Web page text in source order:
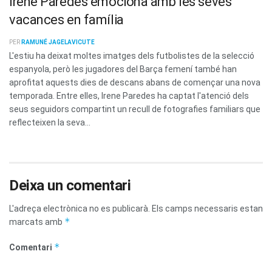
vacances en família
PER RAMUNÉ JAGELAVICUTE
L'estiu ha deixat moltes imatges dels futbolistes de la selecció
espanyola, però les jugadores del Barça femení també han
aprofitat aquests dies de descans abans de començar una nova
temporada. Entre elles, Irene Paredes ha captat l'atenció dels
seus seguidors compartint un recull de fotografies familiars que
reflecteixen la seva...
Deixa un comentari
L'adreça electrònica no es publicarà. Els camps necessaris estan
marcats amb *
Comentari *